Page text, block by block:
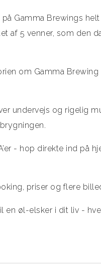
Gamma Brewings
af 5 venner, som den
om Gamma
undervejs og rigelig
- hop direkte ind på
priser og flere
en øl-elsker i dit liv -